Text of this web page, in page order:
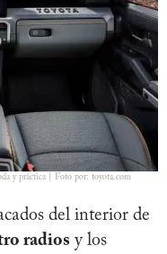
y práctica | Foto por: toyota.com
del interior de
radios y los